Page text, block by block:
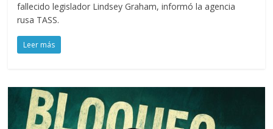
fallecido legislador Lindsey Graham, informó la agencia
rusa TASS.
Leer más